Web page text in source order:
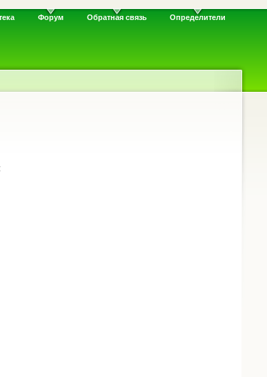
Форум Обратная связь Определители